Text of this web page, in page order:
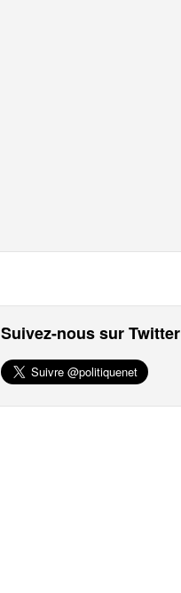
Suivez-nous sur Twitter